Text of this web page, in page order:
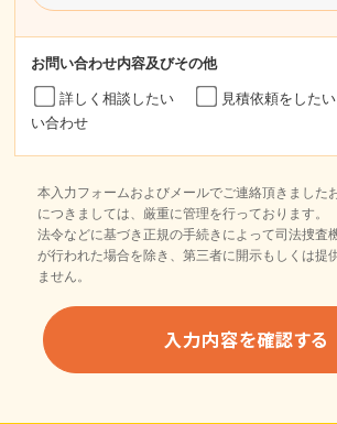
お問い合わせ内容及びその他
詳しく相談したい 見積依頼をしたい
い合わせ
本入力フォームおよびメールでご連絡頂きました
につきましては、厳重に管理を行っております。
法令などに基づき正規の手続きによって司法捜査
が行われた場合を除き、第三者に開示もしくは提
ません。